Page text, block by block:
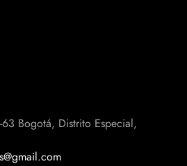
Bogotá, Distrito Especial,